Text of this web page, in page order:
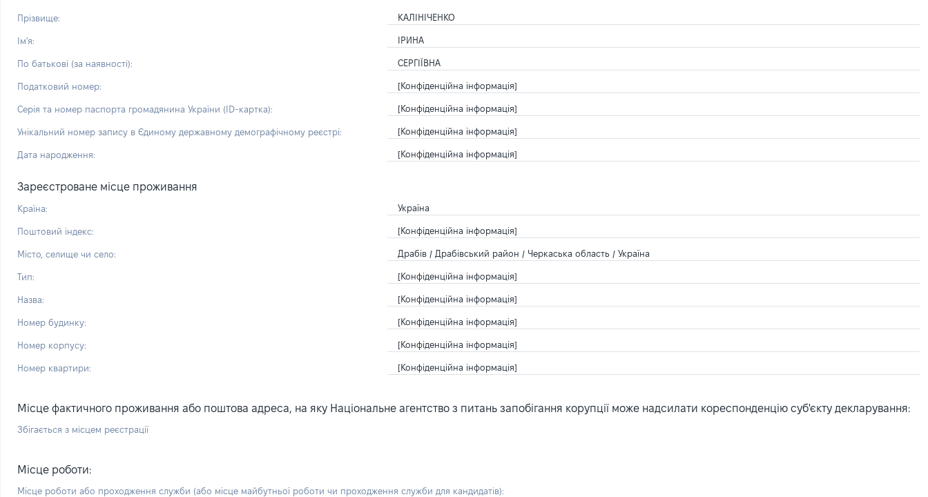
Прізвище: КАЛІНІЧЕНКО
Ім'я: ІРИНА
По батькові (за наявності): СЕРГІЇВНА
Податковий номер: [Конфіденційна інформація]
Серія та номер паспорта громадянина України (ID-картка): [Конфіденційна інформація]
Унікальний номер запису в Єдиному державному демографічному реєстрі: [Конфіденційна інформація]
Дата народження: [Конфіденційна інформація]
Зареєстроване місце проживання
Країна: Україна
Поштовий індекс: [Конфіденційна інформація]
Місто, селище чи село: Драбів / Драбівський район / Черкаська область / Україна
Тип: [Конфіденційна інформація]
Назва: [Конфіденційна інформація]
Номер будинку: [Конфіденційна інформація]
Номер корпусу: [Конфіденційна інформація]
Номер квартири: [Конфіденційна інформація]
Місце фактичного проживання або поштова адреса, на яку Національне агентство з питань запобігання корупції може надсилати кореспонденцію суб'єкту декларування:
Збігається з місцем реєстрації
Місце роботи:
Місце роботи або проходження служби (або місце майбутньої роботи чи проходження служби для кандидатів):